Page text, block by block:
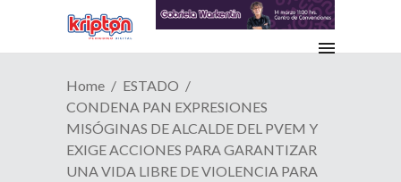
Home
ESTADO
CONDENA PAN EXPRESIONES
MISÓGINAS DE ALCALDE DEL PVEM Y
EXIGE ACCIONES PARA GARANTIZAR
UNA VIDA LIBRE DE VIOLENCIA PARA